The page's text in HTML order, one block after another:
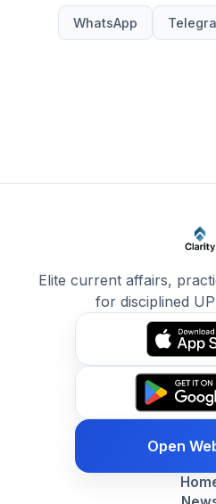
WhatsApp
Elite current affairs,
for disciplined
Open